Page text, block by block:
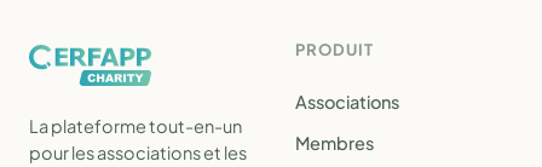
La plateforme tout-en-un
pour les associations et les
PRODUIT
Associations
Membres